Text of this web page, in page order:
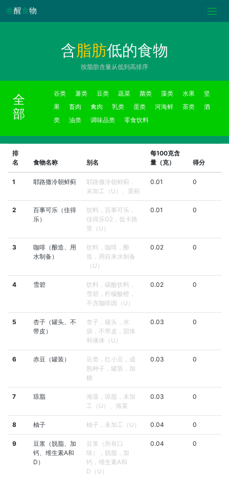
唤醒食物
含脂肪低的食物
按脂肪含量从低到高排序
全
部
谷类 薯类 豆类 蔬菜 菌类 藻类 水果
坚
果
畜肉 禽肉 乳类 蛋类 河海鲜 茶类
酒
类
油类 调味品类 零食饮料
排
名
食物名称 别名
每100克含
量（克）
得分
1 耶路撒冷朝鲜蓟
耶路撒冷朝鲜蓟，
未加工（U）、菜蓟
0.01 0
2
百事可乐（佳得
乐）
饮料，百事可乐，
佳得乐G2，低卡路
里（U）
0.01 0
3
咖啡（酿造、用
水制备）
饮料，咖啡，酿
造，用自来水制备
（U）
0.02 0
4 雪碧
饮料，碳酸饮料，
雪碧，柠檬酸橙，
不含咖啡因（U）
0.02 0
5
杏子（罐头、不
带皮）
杏子，罐头，水
袋，不带皮，固体
和液体（U）
0.03 0
6 赤豆（罐装）
豆类，红小豆，成
熟种子，罐装，加
糖
0.03 0
7 琼脂
海藻，琼脂，未加
工（U）、海菜
0.03 0
8 柚子 柚子，未加工（U） 0.04 0
9
豆浆（脱脂、加
钙、维生素A和
D）
豆浆（所有口
味），脱脂，加
钙，维生素A和
D（U）
0.04 0